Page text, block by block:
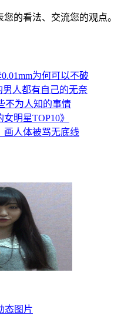
的看法、交流您的观点。
男人都有自己的无奈
不为人知的事情
明星TOP10》
画人体被骂无底线
态图片